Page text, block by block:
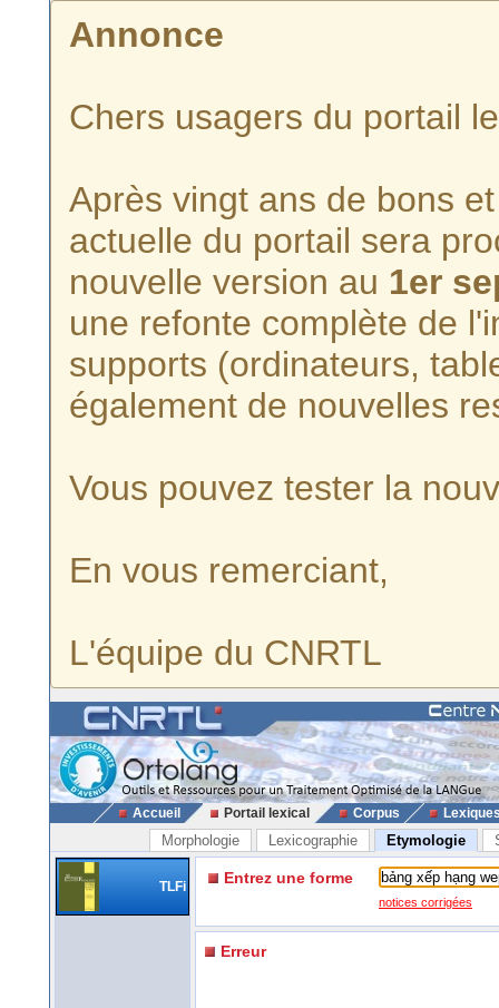
Annonce
Chers usagers du portail
Après vingt ans de bons
actuelle du portail sera
nouvelle version au 1er
une refonte complète de
supports (ordinateurs,
également de nouvelles
Vous pouvez tester la
En vous remerciant,
L'équipe du CNRTL
Accueil Portail lexical Corpus
Morphologie Lexicographie Etymologie
TLFi Entrez une forme
notices corrigées
Erreur